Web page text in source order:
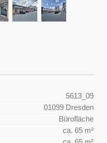
5613_09
01099 Dresden
Bürofläche
ca. 65 m²